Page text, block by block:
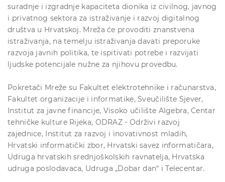
suradnje i izgradnje kapaciteta dionika iz civilnog, javnog
i privatnog sektora za istraživanje i razvoj digitalnog
društva u Hrvatskoj. Mreža će provoditi znanstvena
istraživanja, na temelju istraživanja davati preporuke
razvoja javnih politika, te ispitivati potrebe i razvijati
ljudske potencijale nužne za njihovu provedbu.
Pokretači Mreže su Fakultet elektrotehnike i računarstva,
Fakultet organizacije i informatike, Sveučilište Sjever,
Institut za javne financije, Visoko učilište Algebra, Centar
tehničke kulture Rijeka, ODRAZ - Održivi razvoj
zajednice, Institut za razvoj i inovativnost mladih,
Hrvatski informatički zbor, Hrvatski savez informatičara,
Udruga hrvatskih srednjoškolskih ravnatelja, Hrvatska
udruga poslodavaca, Udruga „Dobar dan“ i Telecentar.